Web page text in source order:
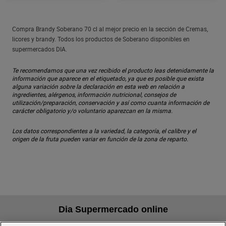
Compra Brandy Soberano 70 cl al mejor precio en la sección de Cremas,
licores y brandy. Todos los productos de Soberano disponibles en
supermercados DIA.
Te recomendamos que una vez recibido el producto leas detenidamente la
información que aparece en el etiquetado, ya que es posible que exista
alguna variación sobre la declaración en esta web en relación a
ingredientes, alérgenos, información nutricional, consejos de
utilización/preparación, conservación y así como cuanta información de
carácter obligatorio y/o voluntario aparezcan en la misma.
Los datos correspondientes a la variedad, la categoría, el calibre y el
origen de la fruta pueden variar en función de la zona de reparto.
Dia Supermercado online